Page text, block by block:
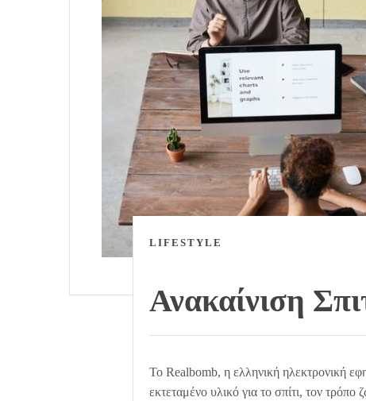
LIFESTYLE
Ανακαίνιση
Το Realbomb, η ελληνική ηλεκτρονική
εκτεταμένο υλικό για το σπίτι, τον